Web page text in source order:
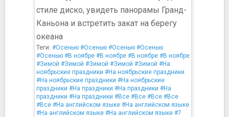
стиле диско, увидеть панорамы Гранд-
Каньона и встретить закат на берегу
океана
Теги: #Осенью #Осенью #Осенью #Осенью
#Осенью #В ноябре #В ноябре #В ноябре #В ноябре
#Зимой #Зимой #Зимой #Зимой #Зимой #На
ноябрьские праздники #На ноябрьские праздники
#На ноябрьские праздники #На ноябрьские
праздники #На праздники #На праздники #На
праздники #На праздники #Все #Все #Все #Все
#Все #На английском языке #На английском языке
#На английском языке #На английском языке #7